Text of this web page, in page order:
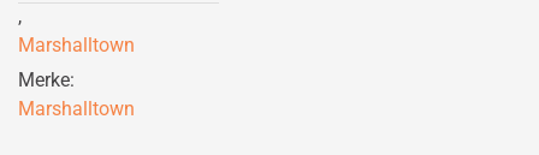
,
Marshalltown
Merke:
Marshalltown